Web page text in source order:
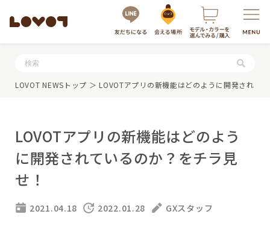
服・グッズの購入はこちら
LOVOTを選ぶ
LOVOT NEWSトップ ＞ LOVOTアプリの新機能はどのように開発されて
LOVOTアプリの新機能はどのよう
に開発されているのか？をチラ見
せ！
2021.04.18 2022.01.28 GXスタッフ